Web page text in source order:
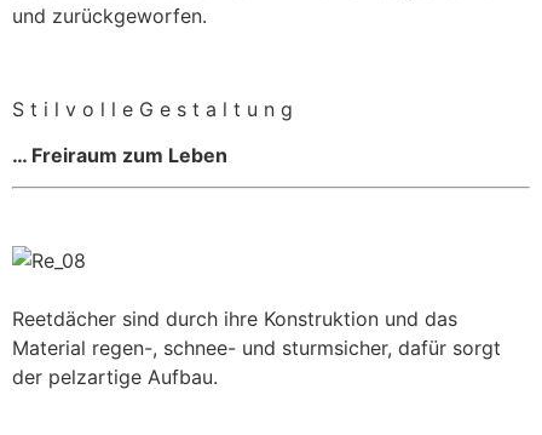
und zurückgeworfen.
S t i l v o l l e G e s t a l t u n g
… Freiraum zum Leben
Reetdächer sind durch ihre Konstruktion und das
Material regen-, schnee- und sturmsicher, dafür sorgt
der pelzartige Aufbau.